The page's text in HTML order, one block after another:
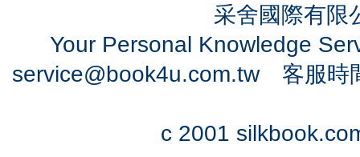
采舍國際有
Your Personal Knowledge
service@book4u.com.tw客服時
c 2001